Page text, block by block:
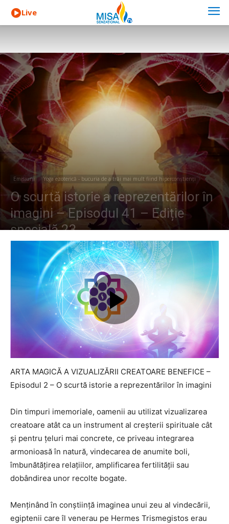
Live
Emisiuni Yoga ezoterică - bucuria de a trăi mai mult fiind hiperconștienți
O scurtă istorie a reprezentărilor în
imagini – Episodul 41 – Ediție
specială 23
ARTA MAGICĂ A VIZUALIZĂRII CREATOARE BENEFICE –
Episodul 2 – O scurtă istorie a reprezentărilor în imagini
Din timpuri imemoriale, oamenii au utilizat vizualizarea
creatoare atât ca un instrument al creșterii spirituale cât
și pentru țeluri mai concrete, ce priveau integrarea
armonioasă în natură, vindecarea de anumite boli,
îmbunătățirea relațiilor, amplificarea fertilității sau
dobândirea unor recolte bogate.
Menținând în conștiință imaginea unui zeu al vindecării,
egiptenii care îl venerau pe Hermes Trismegistos erau